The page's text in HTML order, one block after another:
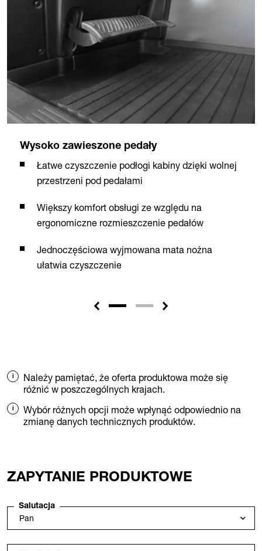
Wysoko zawieszone pedały
Łatwe czyszczenie podłogi kabiny dzięki wolnej
przestrzeni pod pedałami
Większy komfort obsługi ze względu na
ergonomiczne rozmieszczenie pedałów
Jednoczęściowa wyjmowana mata nożna
ułatwia czyszczenie
Należy pamiętać, że oferta produktowa może się
różnić w poszczególnych krajach.
Wybór różnych opcji może wpłynąć odpowiednio na
zmianę danych technicznych produktów.
ZAPYTANIE PRODUKTOWE
Salutacja